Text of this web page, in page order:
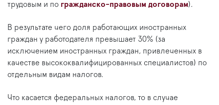
трудовым и по гражданско-правовым договорам).
В результате чего доля работающих иностранных
граждан у работодателя превышает 30% (за
исключением иностранных граждан, привлеченных в
качестве высококвалифицированных специалистов) по
отдельным видам налогов.
Что касается федеральных налогов, то в случае